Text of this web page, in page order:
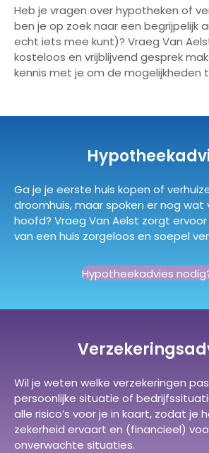
Heb je vragen over hypotheken of
ben je op zoek naar een begrijpelijk
echt iets mee kunt)? Vraeg Van
kosteloos en vrijblijvend gesprek
kennis met je om de mogelijkheden
Ga je je eerste huis kopen of
droomhuis, maar spoken er nog wat
hoofd? Vraeg Van Aelst zorgt
van een huis zorgeloos en soepel
Hypotheekadvies
Wil je weten welke verzekeringen
persoonlijke situatie of
alle risico’s voor je in kaart, zodat je
zekerheid ervaart en (financieel)
onverwachte situaties.